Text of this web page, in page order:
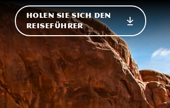
HOLEN SIE SICH DEN
REISEFÜHRER